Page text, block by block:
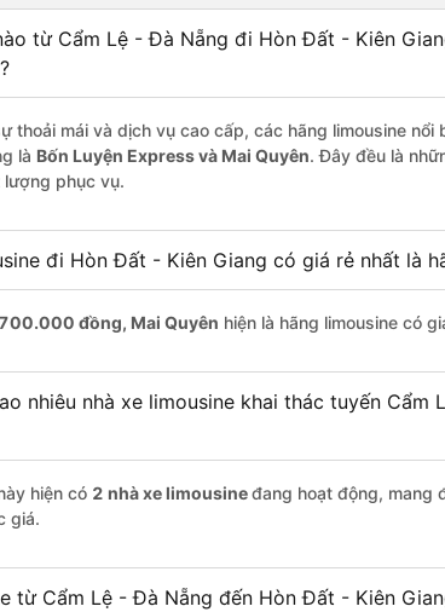
từ Cẩm Lệ - Đà Nẵng đi Hòn Đất - Kiên
thoải mái và dịch vụ cao cấp, các hãng limousine nổi
là Bốn Luyện Express và Mai Quyên. Đây đều là
lượng phục vụ.
đi Hòn Đất - Kiên Giang có giá rẻ nhất là
700.000 đồng, Mai Quyên hiện là hãng limousine có
nhiêu nhà xe limousine khai thác tuyến Cẩm
hiện có 2 nhà xelimousineđang hoạt động, mang
giá.
từ Cẩm Lệ - Đà Nẵng đến Hòn Đất - Kiên